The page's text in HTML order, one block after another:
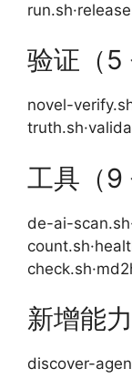
验证（5
novel-
工具（9
de-ai-
新增能
discover-